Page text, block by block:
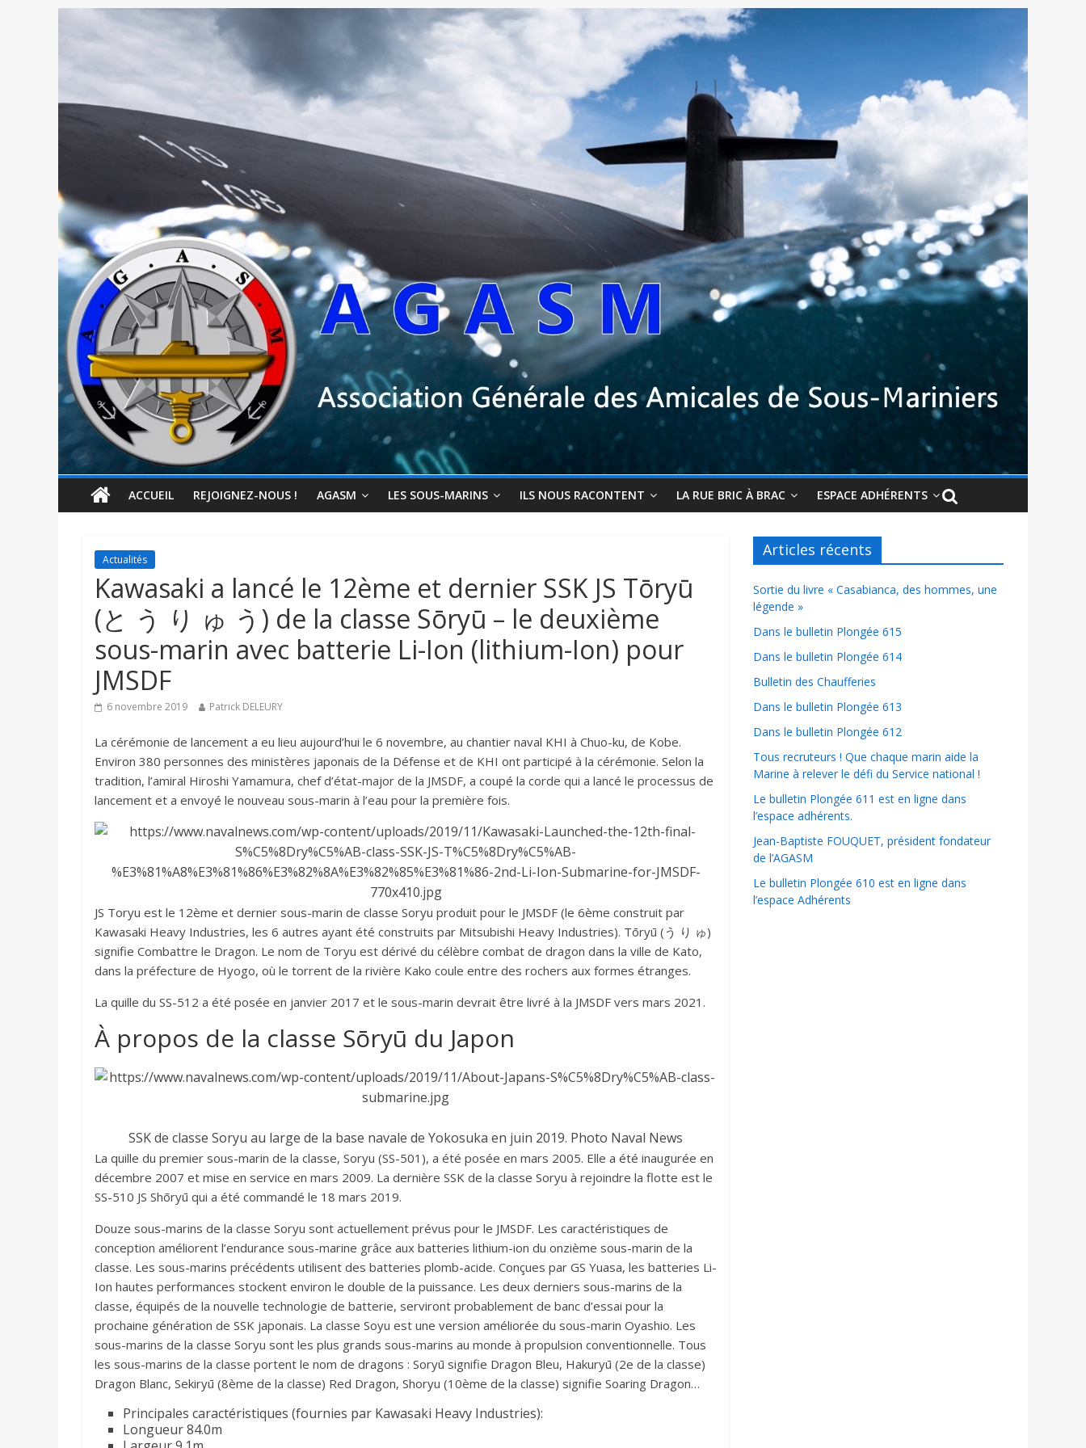
ACCUEIL REJOIGNEZ-NOUS ! AGASM LES SOUS-MARINS ILS NOUS RACONTENT LA RUE BRIC À BRAC ESPACE ADHÉRENTS
Actualités
Kawasaki a lancé le 12ème et dernier SSK JS Tōryū
(と う り ゅ う) de la classe Sōryū – le deuxième
sous-marin avec batterie Li-Ion (lithium-Ion) pour
JMSDF
6 novembre 2019 Patrick DELEURY
La cérémonie de lancement a eu lieu aujourd’hui le 6 novembre, au chantier naval KHI à Chuo-ku, de Kobe.
Environ 380 personnes des ministères japonais de la Défense et de KHI ont participé à la cérémonie. Selon la
tradition, l’amiral Hiroshi Yamamura, chef d’état-major de la JMSDF, a coupé la corde qui a lancé le processus de
lancement et a envoyé le nouveau sous-marin à l’eau pour la première fois.
JS Toryu est le 12ème et dernier sous-marin de classe Soryu produit pour le JMSDF (le 6ème construit par
Kawasaki Heavy Industries, les 6 autres ayant été construits par Mitsubishi Heavy Industries). Tōryū (う り ゅ)
signifie Combattre le Dragon. Le nom de Toryu est dérivé du célèbre combat de dragon dans la ville de Kato,
dans la préfecture de Hyogo, où le torrent de la rivière Kako coule entre des rochers aux formes étranges.
La quille du SS-512 a été posée en janvier 2017 et le sous-marin devrait être livré à la JMSDF vers mars 2021.
À propos de la classe Sōryū du Japon
SSK de classe Soryu au large de la base navale de Yokosuka en juin 2019. Photo Naval News
La quille du premier sous-marin de la classe, Soryu (SS-501), a été posée en mars 2005. Elle a été inaugurée en
décembre 2007 et mise en service en mars 2009. La dernière SSK de la classe Soryu à rejoindre la flotte est le
SS-510 JS Shōryū qui a été commandé le 18 mars 2019.
Douze sous-marins de la classe Soryu sont actuellement prévus pour le JMSDF. Les caractéristiques de
conception améliorent l’endurance sous-marine grâce aux batteries lithium-ion du onzième sous-marin de la
classe. Les sous-marins précédents utilisent des batteries plomb-acide. Conçues par GS Yuasa, les batteries Li-
Ion hautes performances stockent environ le double de la puissance. Les deux derniers sous-marins de la
classe, équipés de la nouvelle technologie de batterie, serviront probablement de banc d’essai pour la
prochaine génération de SSK japonais. La classe Soyu est une version améliorée du sous-marin Oyashio. Les
sous-marins de la classe Soryu sont les plus grands sous-marins au monde à propulsion conventionnelle. Tous
les sous-marins de la classe portent le nom de dragons : Soryū signifie Dragon Bleu, Hakuryū (2e de la classe)
Dragon Blanc, Sekiryū (8ème de la classe) Red Dragon, Shoryu (10ème de la classe) signifie Soaring Dragon…
Principales caractéristiques (fournies par Kawasaki Heavy Industries):
Longueur 84.0m
Articles récents
Sortie du livre « Casabianca, des hommes, une
légende »
Dans le bulletin Plongée 615
Dans le bulletin Plongée 614
Bulletin des Chaufferies
Dans le bulletin Plongée 613
Dans le bulletin Plongée 612
Tous recruteurs ! Que chaque marin aide la
Marine à relever le défi du Service national !
Le bulletin Plongée 611 est en ligne dans
l’espace adhérents.
Jean-Baptiste FOUQUET, président fondateur
de l’AGASM
Le bulletin Plongée 610 est en ligne dans
l’espace Adhérents